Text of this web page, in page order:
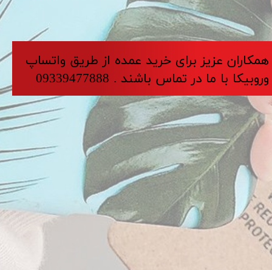
​​​همکاران عزیز برای خرید عمده از طریق واتساپ
وروبیکا با ما در تماس باشند . 09339477888